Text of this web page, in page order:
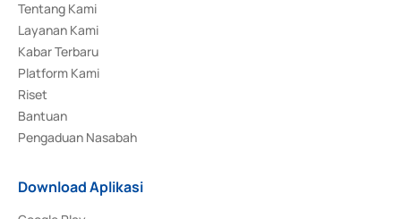
Tentang Kami
Layanan Kami
Kabar Terbaru
Platform Kami
Riset
Bantuan
Pengaduan Nasabah
Download Aplikasi